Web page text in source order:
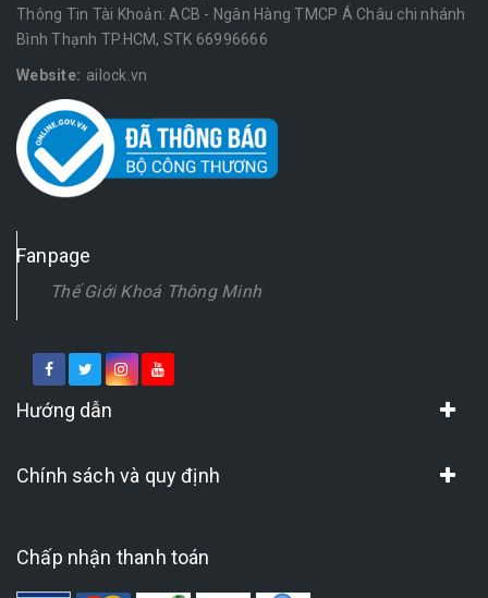
Thông Tin Tài Khoản: ACB - Ngân Hàng TMCP Á Châu chi nhánh
Bình Thạnh TP.HCM, STK 66996666
Website: ailock.vn
Fanpage
Thế Giới Khoá Thông Minh
Hướng dẫn
Chính sách và quy định
Chấp nhận thanh toán